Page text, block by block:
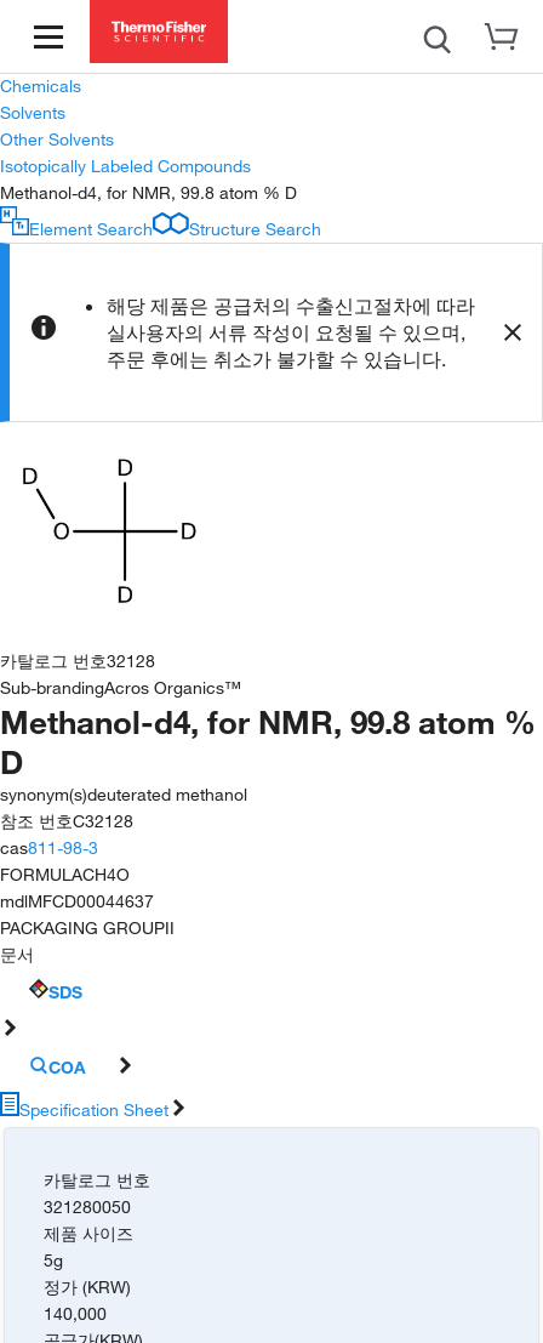
Chemicals
Solvents
Other Solvents
Isotopically Labeled Compounds
Methanol-d4, for NMR, 99.8 atom % D
Element Search
Structure Search
해당 제품은 공급처의 수출신고절차에 따라
실사용자의 서류 작성이 요청될 수 있으며,
주문 후에는 취소가 불가할 수 있습니다.
카탈로그 번호32128
Sub-brandingAcros Organics™
Methanol-d4, for NMR, 99.8 atom %
D
synonym(s)deuterated methanol
참조 번호C32128
cas811-98-3
FORMULACH4O
mdlMFCD00044637
PACKAGING GROUPII
문서
SDS
COA
Specification Sheet
카탈로그 번호
321280050
제품 사이즈
5g
정가 (KRW)
140,000